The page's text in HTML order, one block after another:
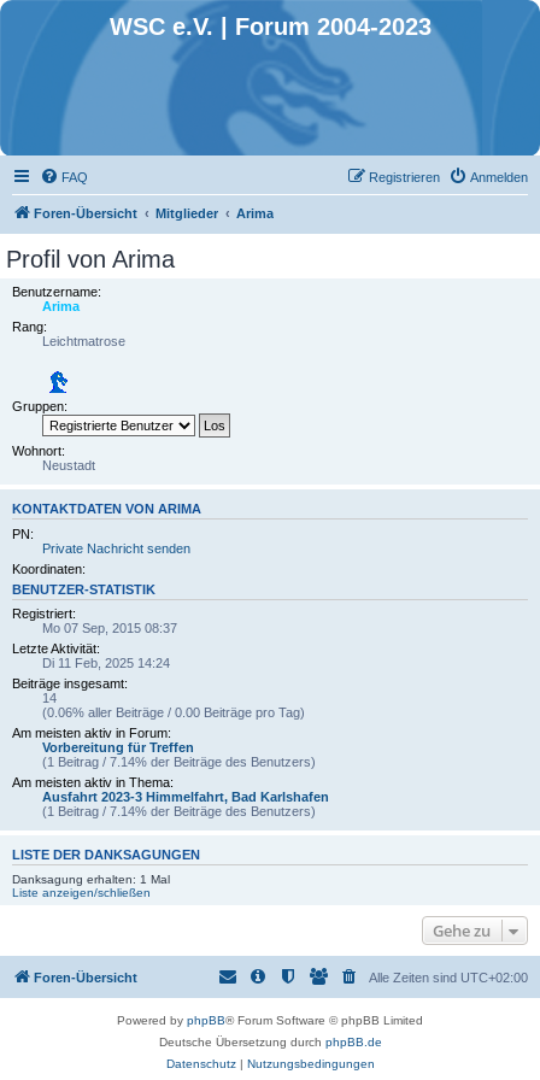
WSC e.V. | Forum 2004-2023
FAQ Anmelden
Registrieren
Foren-Übersicht Mitglieder Arima
Profil von Arima
Benutzername:
Arima
Rang:
Leichtmatrose
Gruppen:
Wohnort:
Neustadt
KONTAKTDATEN VON ARIMA
PN:
Private Nachricht senden
Koordinaten:
BENUTZER-STATISTIK
Registriert:
Mo 07 Sep, 2015 08:37
Letzte Aktivität:
Di 11 Feb, 2025 14:24
Beiträge insgesamt:
14
(0.06% aller Beiträge / 0.00 Beiträge pro Tag)
Am meisten aktiv in Forum:
Vorbereitung für Treffen
(1 Beitrag / 7.14% der Beiträge des Benutzers)
Am meisten aktiv in Thema:
Ausfahrt 2023-3 Himmelfahrt, Bad Karlshafen
(1 Beitrag / 7.14% der Beiträge des Benutzers)
LISTE DER DANKSAGUNGEN
Danksagung erhalten: 1 Mal
Liste anzeigen/schließen
Gehe zu
Foren-Übersicht Alle Zeiten sind UTC+02:00
Powered by phpBB® Forum Software © phpBB Limited
Deutsche Übersetzung durch phpBB.de
Datenschutz| Nutzungsbedingungen